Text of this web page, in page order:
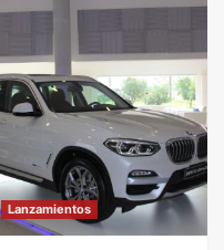
Lanzamientos